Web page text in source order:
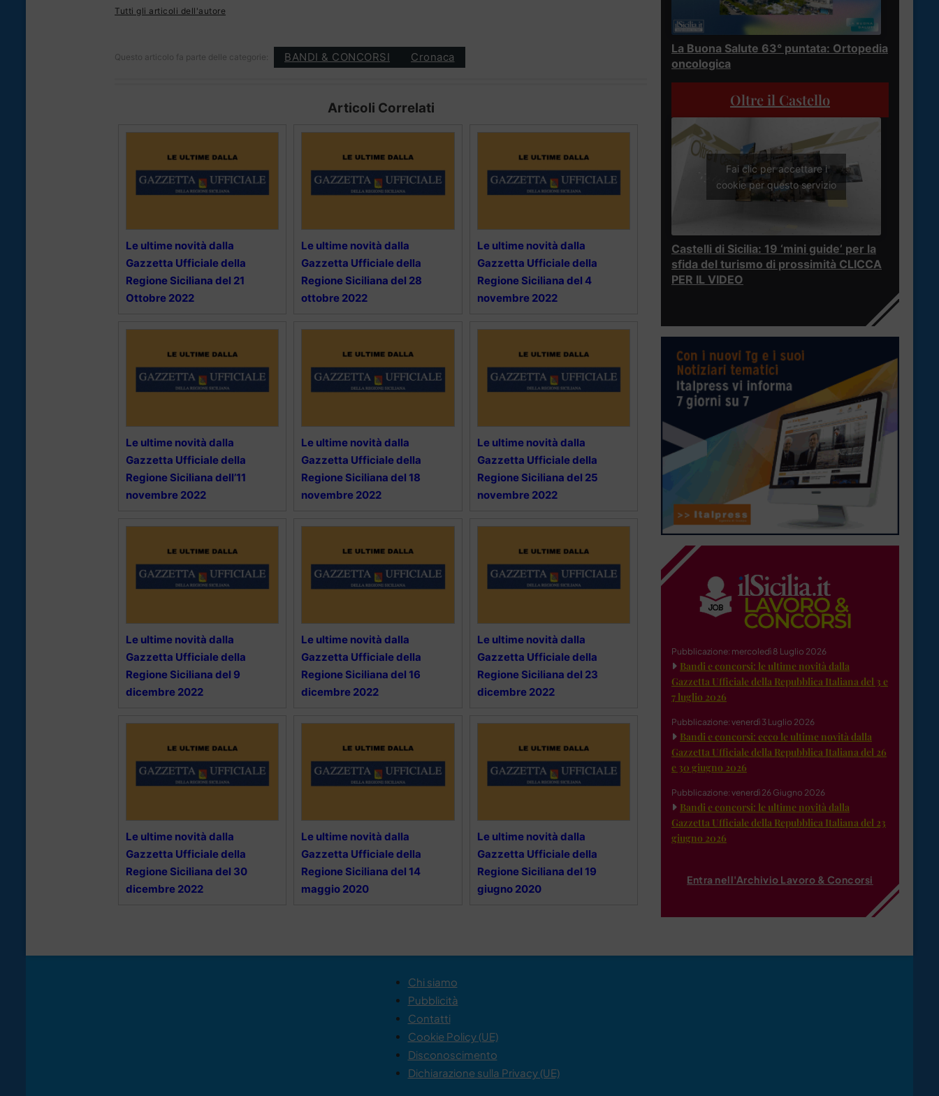
Tutti gli articoli dell'autore
Questo articolo fa parte delle categorie: BANDI & CONCORSI Cronaca
Articoli Correlati
Le ultime novità dalla
Gazzetta Ufficiale della
Regione Siciliana del 21
Ottobre 2022
Le ultime novità dalla
Gazzetta Ufficiale della
Regione Siciliana del 28
ottobre 2022
Le ultime novità dalla
Gazzetta Ufficiale della
Regione Siciliana del 4
novembre 2022
Le ultime novità dalla
Gazzetta Ufficiale della
Regione Siciliana dell’11
novembre 2022
Le ultime novità dalla
Gazzetta Ufficiale della
Regione Siciliana del 18
novembre 2022
Le ultime novità dalla
Gazzetta Ufficiale della
Regione Siciliana del 25
novembre 2022
Le ultime novità dalla
Gazzetta Ufficiale della
Regione Siciliana del 9
dicembre 2022
Le ultime novità dalla
Gazzetta Ufficiale della
Regione Siciliana del 16
dicembre 2022
Le ultime novità dalla
Gazzetta Ufficiale della
Regione Siciliana del 23
dicembre 2022
Le ultime novità dalla
Gazzetta Ufficiale della
Regione Siciliana del 30
dicembre 2022
Le ultime novità dalla
Gazzetta Ufficiale della
Regione Siciliana del 14
maggio 2020
Le ultime novità dalla
Gazzetta Ufficiale della
Regione Siciliana del 19
giugno 2020
La Buona Salute 63° puntata: Ortopedia
oncologica
Oltre il Castello
Fai clic per accettare i
cookie per questo servizio
Castelli di Sicilia: 19 ‘mini guide’ per la
sfida del turismo di prossimità CLICCA
PER IL VIDEO
Pubblicazione: mercoledì 8 Luglio 2026
Bandi e concorsi: le ultime novità dalla
Gazzetta Ufficiale della Repubblica Italiana del 3 e
7 luglio 2026
Pubblicazione: venerdì 3 Luglio 2026
Bandi e concorsi: ecco le ultime novità dalla
Gazzetta Ufficiale della Repubblica Italiana del 26
e 30 giugno 2026
Pubblicazione: venerdì 26 Giugno 2026
Bandi e concorsi: le ultime novità dalla
Gazzetta Ufficiale della Repubblica Italiana del 23
giugno 2026
Entra nell'Archivio Lavoro & Concorsi
Chi siamo
Pubblicità
Contatti
Cookie Policy (UE)
Disconoscimento
Dichiarazione sulla Privacy (UE)